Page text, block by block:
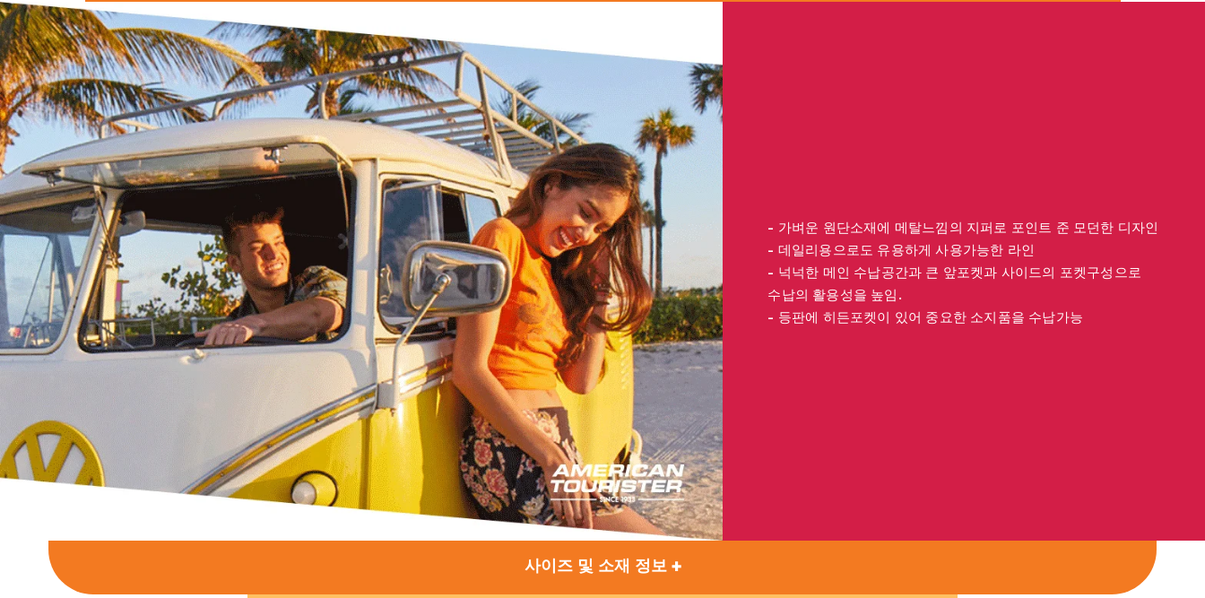
- 가벼운 원단소재에 메탈느낌의 지퍼로 포인트 준 모던한 디자인
- 데일리용으로도 유용하게 사용가능한 라인
- 넉넉한 메인 수납공간과 큰 앞포켓과 사이드의 포켓구성으로
수납의 활용성을 높임.
- 등판에 히든포켓이 있어 중요한 소지품을 수납가능
사이즈 및 소재 정보